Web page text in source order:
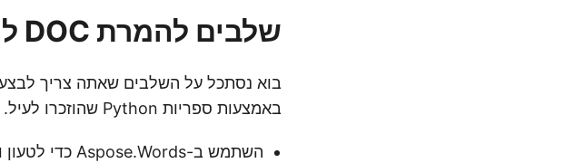
שלבים להמרת DOC ל-PPT ב-Python
באמצעות ספריות Python שהוזכרו לעיל.
השתמש ב-Aspose.Words כדי לטעון ולהמיר את מסמך Word ל-PDF.